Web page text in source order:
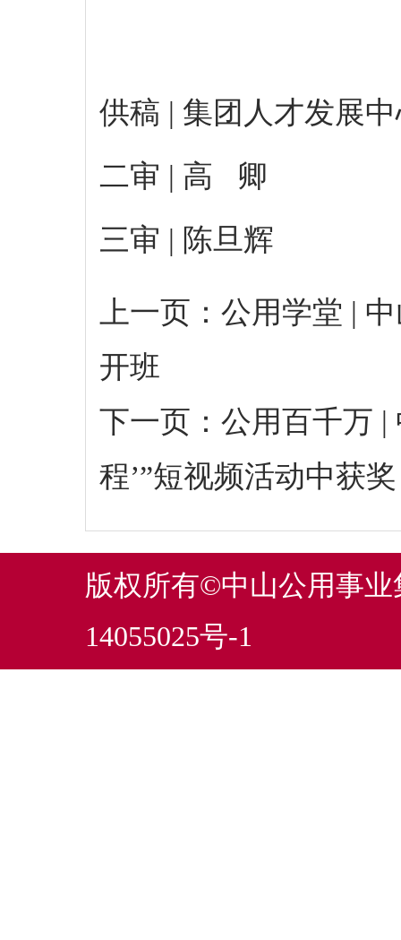
供稿 | 集团人才发展
二审 | 高 卿
三审 | 陈旦辉
上一页： 公用学堂 |
开班
下一页： 公用百千万 |
程’”短视频活动中获奖
版权所有©中山公用事
14055025号-1